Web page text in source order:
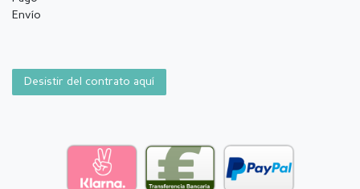
Envío
Desistir del contrato aquí